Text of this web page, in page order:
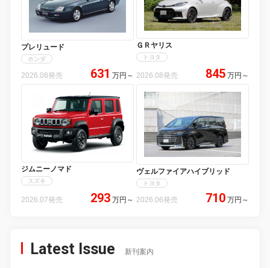
プレリュード
ホンダ
2026.08発売 631 万円 ～
ＧＲヤリス
トヨタ
2026.08発売 845 万円 ～
ジムニーノマド
スズキ
2026.07発売 293 万円 ～
ヴェルファイアハイブリッド
トヨタ
2026.06発売 710 万円 ～
Latest Issue 新刊案内